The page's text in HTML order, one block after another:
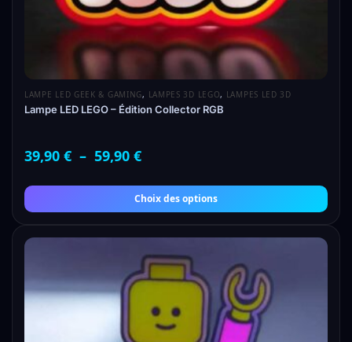
LAMPE LED GEEK & GAMING, LAMPES 3D LEGO, LAMPES LED 3D
Lampe LED LEGO – Édition Collector RGB
39,90 € – 59,90 €
Choix des options